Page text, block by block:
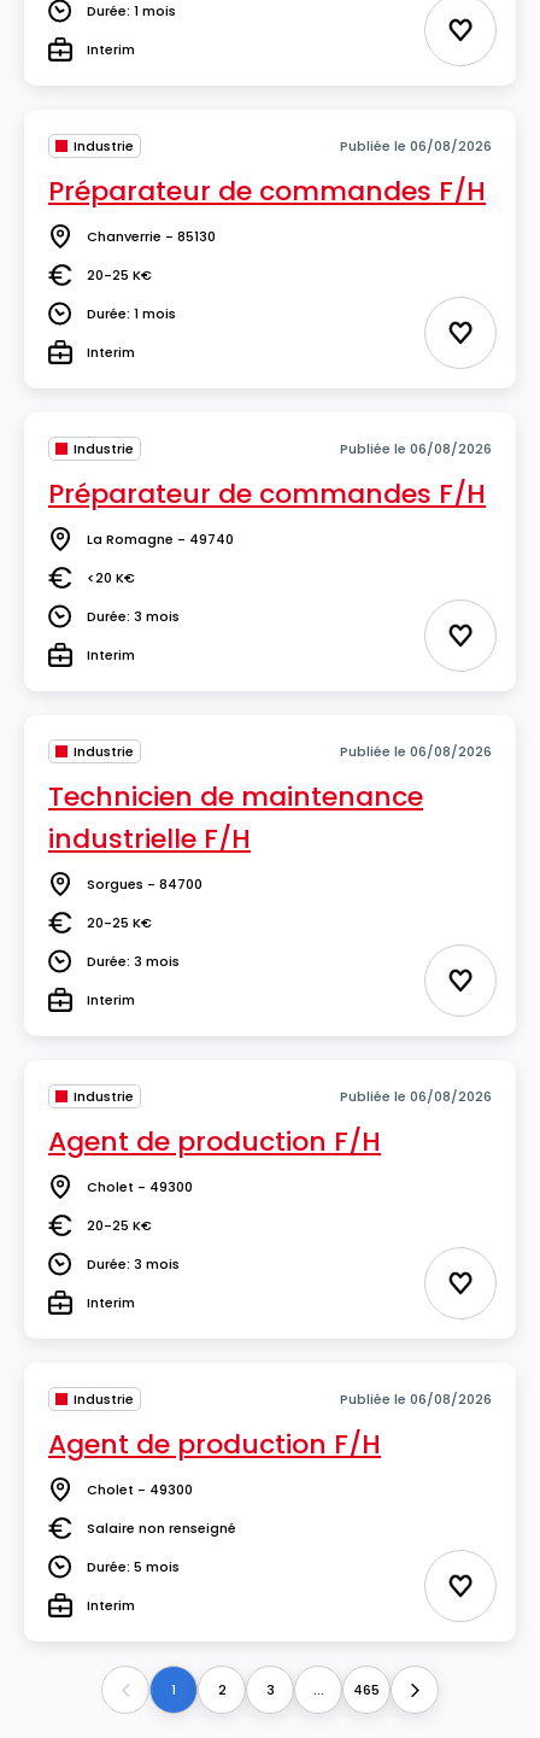
DuréeDurée: 1 mois
TypeInterim Ajouter
Industrie Publiée le 06/08/2026
Préparateur de commandes F/H
Lieu Chanverrie - 85130
Salaire20-25 K€
DuréeDurée: 1 mois
TypeInterim Ajouter
Industrie Publiée le 06/08/2026
Préparateur de commandes F/H
Lieu La Romagne - 49740
Salaire<20 K€
DuréeDurée: 3 mois
TypeInterim Ajouter
Industrie Publiée le 06/08/2026
Technicien de maintenance
industrielle F/H
Lieu Sorgues - 84700
Salaire20-25 K€
DuréeDurée: 3 mois
TypeInterim Ajouter
Industrie Publiée le 06/08/2026
Agent de production F/H
Lieu Cholet - 49300
Salaire20-25 K€
DuréeDurée: 3 mois
TypeInterim Ajouter
Industrie Publiée le 06/08/2026
Agent de production F/H
Lieu Cholet - 49300
SalaireSalaire non renseigné
DuréeDurée: 5 mois
TypeInterim Ajouter
Previous1 2 3 ... 465 Next